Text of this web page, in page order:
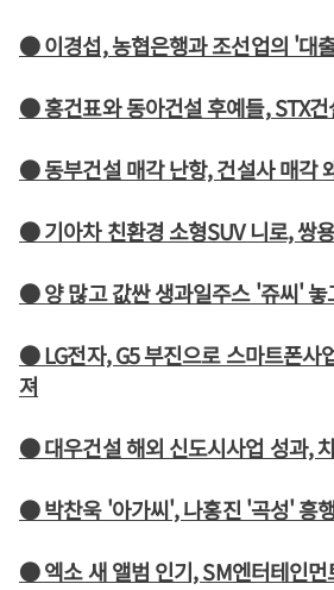
● 이경섭, 농협은행과 조선업의 '대
● 홍건표와 동아건설 후예들, STX
● 동부건설 매각 난항, 건설사 매각
● 기아차 친환경 소형SUV 니로, 쌍
● 양 많고 값싼 생과일주스 '쥬씨' 놓
● LG전자, G5 부진으로 스마트폰사
져
● 대우건설 해외 신도시사업 성과,
● 박찬욱 '아가씨', 나홍진 '곡성' 흥
● 엑소 새 앨범 인기, SM엔터테인먼